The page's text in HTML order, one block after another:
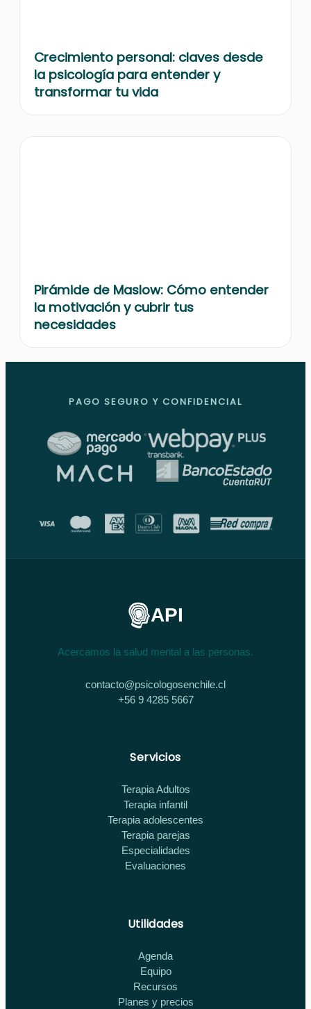
Crecimiento personal: claves desde
la psicología para entender y
transformar tu vida
Pirámide de Maslow: Cómo entender
la motivación y cubrir tus
necesidades
PAGO SEGURO Y CONFIDENCIAL
API
Acercamos la salud mental a las personas.
contacto@psicologosenchile.cl
+56 9 4285 5667
Servicios
Terapia Adultos
Terapia infantil
Terapia adolescentes
Terapia parejas
Especialidades
Evaluaciones
Utilidades
Agenda
Equipo
Recursos
Planes y precios